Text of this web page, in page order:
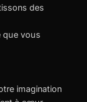
des
que vous
imagination